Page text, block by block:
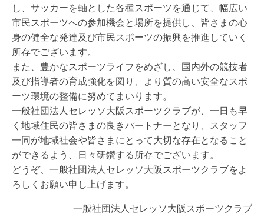
し、サッカーを軸とした各種スポーツを通じて、幅広い
市民スポーツへの参加機会と場所を提供し、皆さまの心
身の健全な発達及び市民スポーツの振興を推進していく
所存でございます。
また、豊かなスポーツライフをめざし、国内外の競技者
及び指導者の育成強化を図り、より質の高い安全なスポ
ーツ環境の整備に努めてまいります。
一般社団法人セレッソ大阪スポーツクラブが、一日も早
く地域住民の皆さまの良きパートナーとなり、スタッフ
一同が地域社会や皆さまにとって大切な存在となること
ができるよう、日々研鑽する所存でございます。
どうぞ、一般社団法人セレッソ大阪スポーツクラブをよ
ろしくお願い申し上げます。
一般社団法人セレッソ大阪スポーツクラブ